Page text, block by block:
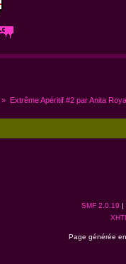
» Extrême Apéritif #2 par Anita
SMF 2.0.19
Page générée